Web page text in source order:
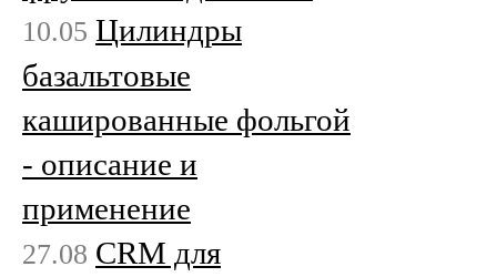
10.05 Цилиндры
базальтовые
кашированные фольгой
- описание и
применение
27.08 CRM для